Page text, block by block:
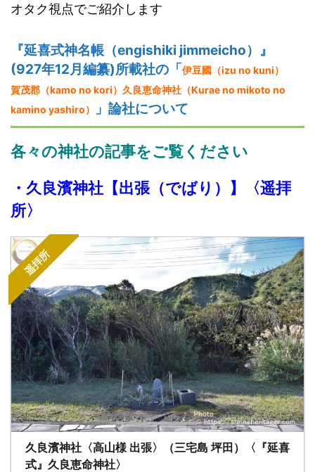
オタク視点でご紹介します
『延喜式神名帳 （engishiki jimmeicho） 』
(927年12月編纂)所載社の「伊豆國（izu no kuni）
賀茂郡（kamo no kori） 久良恵命神社（Kurae no mikoto no
kamino yashiro）
」論社について
各々の神社の記事をご覧ください
・ 久良濱神社【出張（でばり）】
〈遥拝
所〉
遥拝所
久良濱神社〈高山様 出張〉（三宅島 坪田）〈『延喜
式』久良恵命神社〉